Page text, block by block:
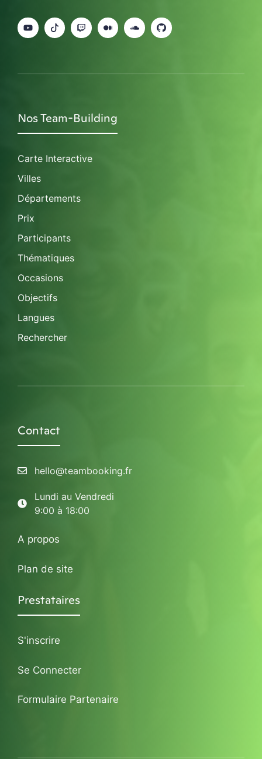
Nos Team-Building
Carte Interactive
Villes
Départements
Prix
Participants
Thématiques
Occasions
Objectifs
Langues
Rechercher
Contact
hello@teambooking.fr
Lundi au Vendredi
9:00 à 18:00
A propos
Plan de site
Prestataires
S'inscrire
Se Connecter
Formulaire Partenaire